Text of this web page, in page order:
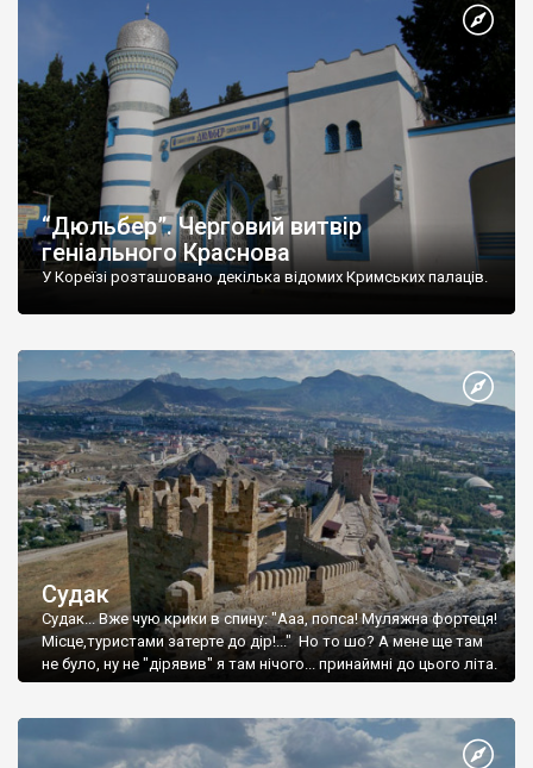
“Дюльбер”. Черговий витвір
геніального Краснова
У Кореїзі розташовано декілька відомих Кримських палаців.
Судак
Судак... Вже чую крики в спину: "Ааа, попса! Муляжна фортеця!
Місце,туристами затерте до дір!..." Но то шо? А мене ще там
не було, ну не "дірявив" я там нічого... принаймні до цього літа.